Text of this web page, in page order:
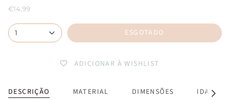
€14,99
1 ESGOTADO
ADICIONAR À WISHLIST
DESCRIÇÃO MATERIAL DIMENSÕES IDADE
Ver